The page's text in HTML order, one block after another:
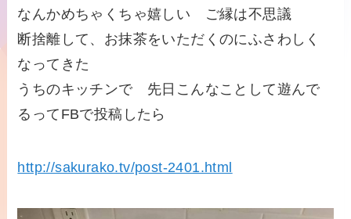
なんかめちゃくちゃ嬉しい ご縁は不思議
断捨離して、お抹茶をいただくのにふさわしく
なってきた
うちのキッチンで 先日こんなことして遊んで
るってFBで投稿したら
http://sakurako.tv/post-2401.html